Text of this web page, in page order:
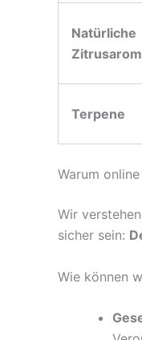
Natürliche
Terpene
Warum
Wir
sicher sein:
Wie können